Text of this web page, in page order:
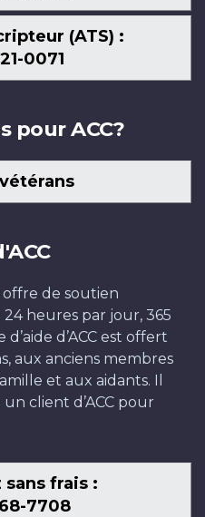
(ATS) :
0071
pour ACC?
offre de soutien
heures par jour, 365
d’ACC est offert
aux anciens membres
et aux aidants. Il
un client d’ACC pour
sans frais :
7708